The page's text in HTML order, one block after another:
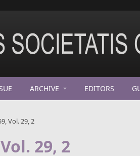
ARCHIVE EDITORS
Vol. 29, 2
29, 2